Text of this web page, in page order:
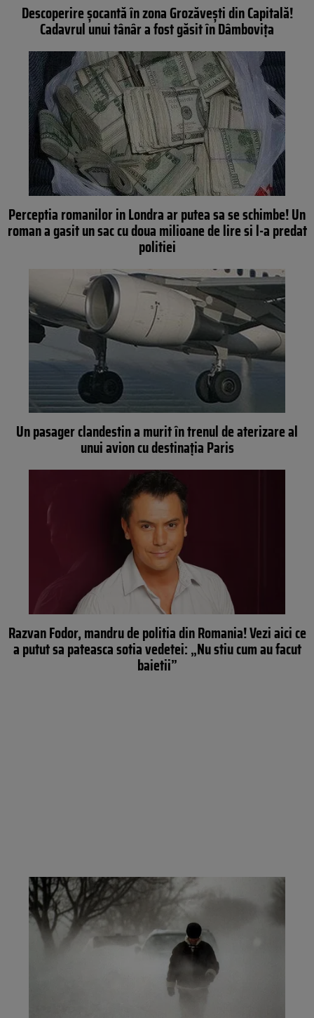
Descoperire şocantă în zona Grozăveşti din Capitală!
Cadavrul unui tânâr a fost găsit în Dâmboviţa
Perceptia romanilor in Londra ar putea sa se schimbe! Un
roman a gasit un sac cu doua milioane de lire si l-a predat
politiei
Un pasager clandestin a murit în trenul de aterizare al
unui avion cu destinaţia Paris
Razvan Fodor, mandru de politia din Romania! Vezi aici ce
a putut sa pateasca sotia vedetei: „Nu stiu cum au facut
baietii”